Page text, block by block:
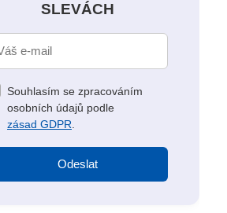
SLEVÁCH
Souhlasím se zpracováním
osobních údajů podle
zásad GDPR
Odeslat